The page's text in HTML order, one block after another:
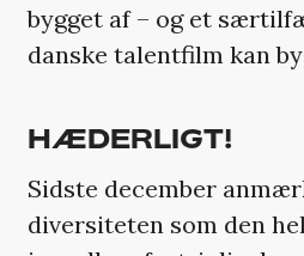
bygget af – og et
danske talentfilm kan
HÆDERLIGT!
Sidste december
diversiteten som den